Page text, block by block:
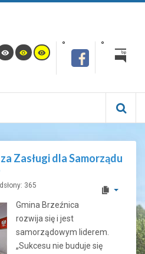
Zasługi dla Samorządu
365
Gmina Brzeźnica
rozwija się i jest
samorządowym liderem.
„Sukcesu nie buduje się